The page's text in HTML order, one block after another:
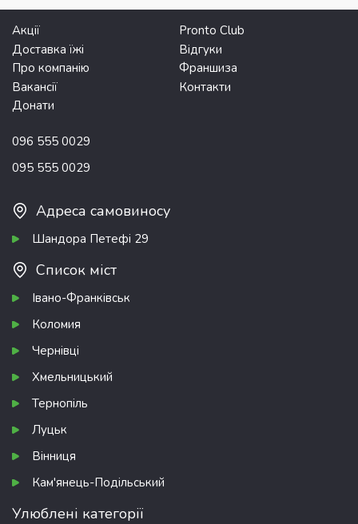
Акції
Pronto Club
Доставка їжі
Відгуки
Про компанію
Франшиза
Вакансії
Контакти
Донати
096 555 0029
095 555 0029
Адреса самовиносу
Шандора Петефі 29
Список міст
Івано-Франківськ
Коломия
Чернівці
Хмельницький
Тернопіль
Луцьк
Вінниця
Кам'янець-Подільський
Улюблені категорії